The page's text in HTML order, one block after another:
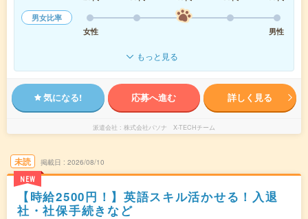
男女比率
女性
男性
もっと見る
気になる! 応募へ進む 詳しく見る
派遣会社 株式会社パソナ X-TECHチーム
未読
NEW
掲載日 2026/08/10
【時給2500円！】英語スキル活かせる！入退
社・社保手続きなど